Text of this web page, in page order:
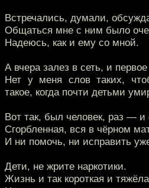
Встречались, думали,
Общаться мне с ним было
Надеюсь, как и ему со мной.
А вчера залез в сеть, и
Нет у меня слов таких,
такое, когда почти детьми
Вот так, был человек, раз — и
Сгорбленная, вся в чёрном
И ни помочь, ни исправить
Дети, не жрите наркотики.
Жизнь и так короткая и